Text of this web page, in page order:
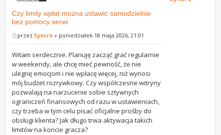
Czy limity wpłat można ustawić samodzielnie
bez pomocy serwi
przezSyncro » poniedziałek 18 maja 2026, 21:01
Witam serdecznie. Planuję zacząć grać regularnie
w weekendy, ale chcę mieć pewność, że nie
ulegnę emocjom i nie wpłacę więcej, niż wynosi
mój budżet rozrywkowy. Czy współczesne witryny
pozwalają na narzucenie sobie sztywnych
ograniczeń finansowych od razu w ustawieniach,
czy trzeba w tym celu pisać oficjalne prośby do
obsługi klienta? Jak długo trwa aktywacja takich
limitów na koncie gracza?